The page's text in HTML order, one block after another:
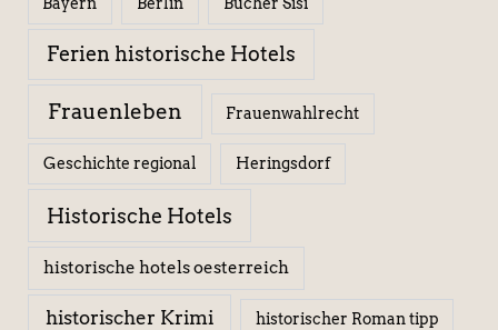
Bayern
Ferien historische Hotels
Frauenleben Frauenwahlrecht
Geschichte regional Heringsdorf
Historische Hotels
historische hotels oesterreich
historischer Krimi historischer Roman tipp